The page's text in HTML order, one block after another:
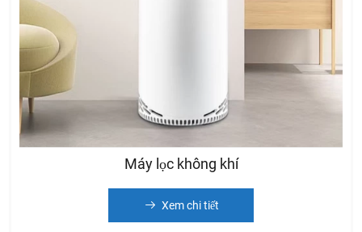
Máy lọc không khí
Xem chi tiết